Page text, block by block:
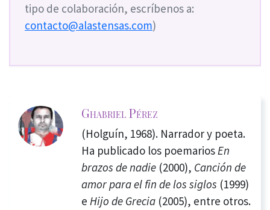
tipo de colaboración, escríbenos a:
contacto@alastensas.com)
Ghabriel Pérez
(Holguín, 1968). Narrador y poeta.
Ha publicado los poemariosEn
brazos de nadie(2000), Canción de
amor para el fin de los siglos (1999)
e Hijo de Grecia(2005), entre otros.